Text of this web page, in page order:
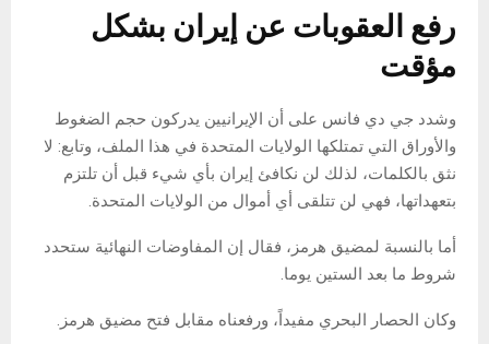
رفع العقوبات عن إيران بشكل
مؤقت
وشدد جي دي فانس على أن الإيرانيين يدركون حجم الضغوط
والأوراق التي تمتلكها الولايات المتحدة في هذا الملف، وتابع: لا
نثق بالكلمات، لذلك لن نكافئ إيران بأي شيء قبل أن تلتزم
بتعهداتها، فهي لن تتلقى أي أموال من الولايات المتحدة.
أما بالنسبة لمضيق هرمز، فقال إن المفاوضات النهائية ستحدد
شروط ما بعد الستين يوما.
وكان الحصار البحري مفيداً، ورفعناه مقابل فتح مضيق هرمز.